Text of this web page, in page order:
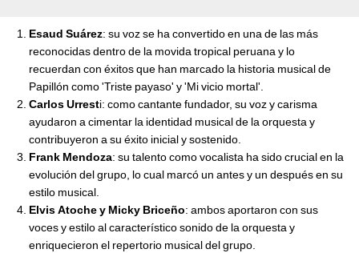
Esaud Suárez: su voz se ha convertido en una de las más
reconocidas dentro de la movida tropical peruana y lo
recuerdan con éxitos que han marcado la historia musical de
Papillón como 'Triste payaso' y 'Mi vicio mortal'.
Carlos Urresti: como cantante fundador, su voz y carisma
ayudaron a cimentar la identidad musical de la orquesta y
contribuyeron a su éxito inicial y sostenido.
Frank Mendoza: su talento como vocalista ha sido crucial en la
evolución del grupo, lo cual marcó un antes y un después en su
estilo musical.
Elvis Atoche y Micky Briceño: ambos aportaron con sus
voces y estilo al característico sonido de la orquesta y
enriquecieron el repertorio musical del grupo.